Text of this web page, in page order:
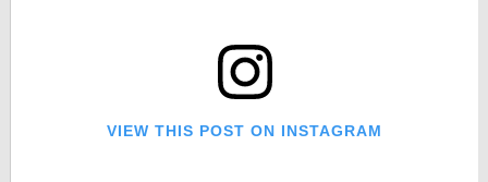
VIEW THIS POST ON INSTAGRAM